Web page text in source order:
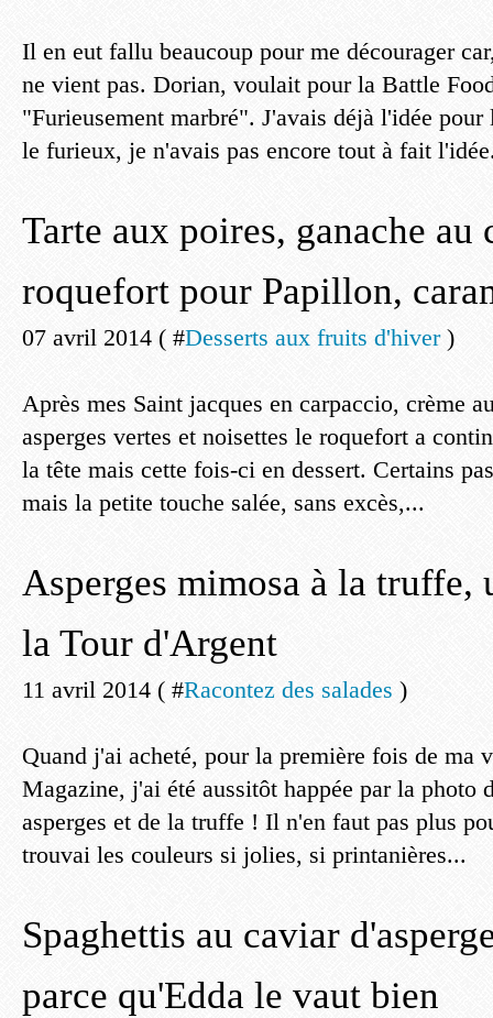
Il en eut fallu beaucoup pour me décourager
ne vient pas. Dorian, voulait pour la Battle
"Furieusement marbré". J'avais déjà l'idée
le furieux, je n'avais pas encore tout à fait
Tarte aux poires, ganache au
roquefort pour Papillon,
07 avril 2014 ( #Desserts aux fruits d'hiver)
Après mes Saint jacques en carpaccio, crème
asperges vertes et noisettes le roquefort a
la tête mais cette fois-ci en dessert. Certains
mais la petite touche salée, sans excès,...
Asperges mimosa à la truffe,
la Tour d'Argent
11 avril 2014 ( #Racontez des salades )
Quand j'ai acheté, pour la première fois de ma
Magazine, j'ai été aussitôt happée par la photo
asperges et de la truffe ! Il n'en faut pas plus
trouvai les couleurs si jolies, si printanières...
Spaghettis au caviar
parce qu'Edda le vaut bien